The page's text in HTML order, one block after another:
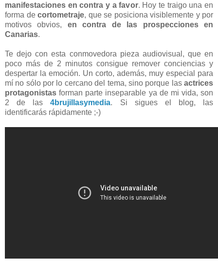
manifestaciones en contra y a favor. Hoy te traigo una en
forma de cortometraje, que se posiciona visiblemente y por
motivos obvios, en contra de las prospecciones en
Canarias.
Te dejo con esta conmovedora pieza audiovisual, que en
poco más de 2 minutos consigue remover conciencias y
despertar la emoción. Un corto, además, muy especial para
mí no sólo por lo cercano del tema, sino porque las actrices
protagonistas forman parte inseparable ya de mi vida, son
2 de las4brujillasymedia. Si sigues el blog, las
identificarás rápidamente ;-)